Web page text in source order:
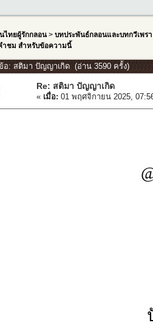
ไทยผู้รักกลอน> บทประพันธ์กลอนและบทกวีเพรา
ำชม สำหรับข้อความนี้
อ: สติมา ปัญญาเกิด (อ่าน 3590 ครั้ง)
Re: สติมา ปัญญาเกิด
« เมื่อ: 01 พฤศจิกายน 2025,